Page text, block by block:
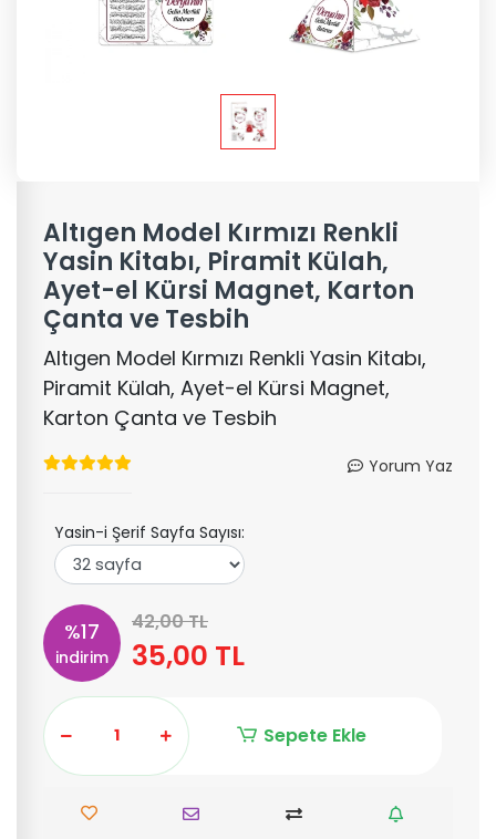
Altıgen Model Kırmızı Renkli
Yasin Kitabı, Piramit Külah,
Ayet-el Kürsi Magnet, Karton
Çanta ve Tesbih
Altıgen Model Kırmızı Renkli Yasin Kitabı,
Piramit Külah, Ayet-el Kürsi Magnet,
Karton Çanta ve Tesbih
Yorum Yaz
Yasin-i Şerif Sayfa Sayısı:
%17
indirim
42,00 TL
35,00 TL
Sepete Ekle